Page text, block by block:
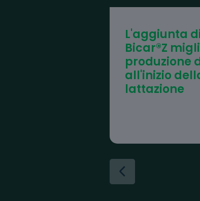
L'aggiunta
Bicar®Z
produzione
all'inizio
lattazione